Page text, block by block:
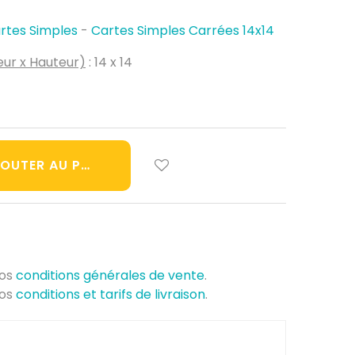
Simples - Cartes Simples Carrées 14x14
x Hauteur) : 14 x 14
AU PANIER
conditions générales de vente.
conditions et tarifs de livraison.